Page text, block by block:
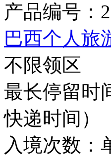
产品编号：
巴西个人旅
不限领区
最长停留时
快递时间
入境次数